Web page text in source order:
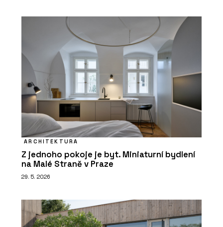
ARCHITEKTURA
Z jednoho pokoje je byt. Miniaturní bydlení
na Malé Straně v Praze
29. 5. 2026